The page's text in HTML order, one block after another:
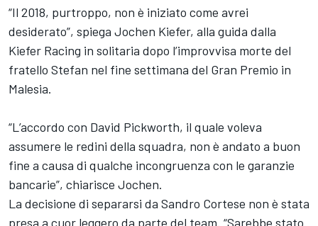
“Il 2018, purtroppo, non è iniziato come avrei
desiderato”, spiega Jochen Kiefer, alla guida dalla
Kiefer Racing in solitaria dopo l’improvvisa morte del
fratello Stefan nel fine settimana del Gran Premio in
Malesia.
“L’accordo con David Pickworth, il quale voleva
assumere le redini della squadra, non è andato a buon
fine a causa di qualche incongruenza con le garanzie
bancarie”, chiarisce Jochen.
La decisione di separarsi da Sandro Cortese non è stata
presa a cuor leggero da parte del team. “Sarebbe stato